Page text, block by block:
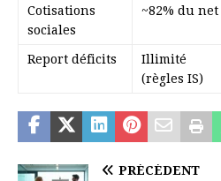
Cotisations
sociales
~82% du net
Report déficits
Illimité
(règles IS)
PRÉCÉDENT